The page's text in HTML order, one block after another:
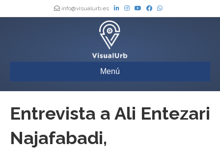
info@visualurb.es
Menú
Entrevista a Ali Entezari
Najafabadi,